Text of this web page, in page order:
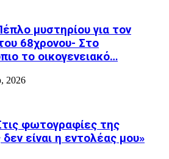
μυστηρίου για τον
68χρονου- Στο
το οικογενειακό…
2026
φωτογραφίες της
είναι η εντολέας μου»